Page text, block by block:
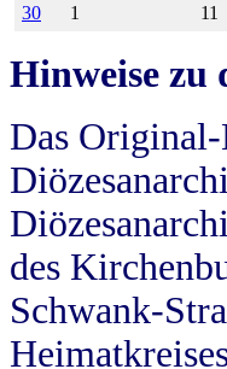
30 1 11
Hinweise zu
Das
des
Schwank-